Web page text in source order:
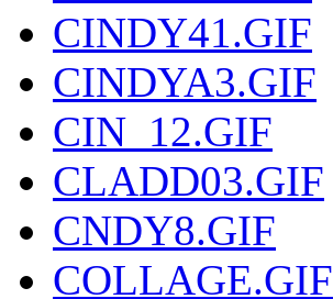
CINDY41.GIF
CINDYA3.GIF
CIN_12.GIF
CLADD03.GIF
CNDY8.GIF
COLLAGE.GIF